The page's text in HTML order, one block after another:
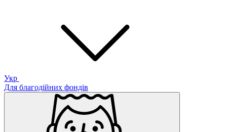
Укр
Для благодійних фондів